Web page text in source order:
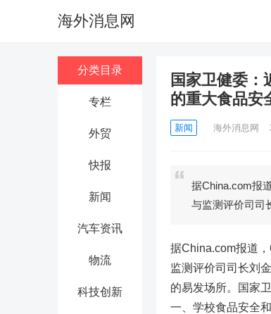
海外消息网
分类目录
专栏
外贸
快报
新闻
汽车资讯
物流
科技创新
国家卫健委：
的重大食品安
新闻 海外消息网
据China.com报
与监测评价司司
据China.com报道
监测评价司司长刘
的易发场所。国家
一、学校食品安全